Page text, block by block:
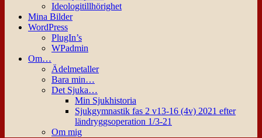
Ideologitillhörighet
Mina Bilder
WordPress
PlugIn’s
WPadmin
Om…
Ädelmetaller
Bara min…
Det Sjuka…
Min Sjukhistoria
Sjukgymnastik fas 2 v13-16 (4v) 2021 efter
ländryggsoperation 1/3-21
Om mig